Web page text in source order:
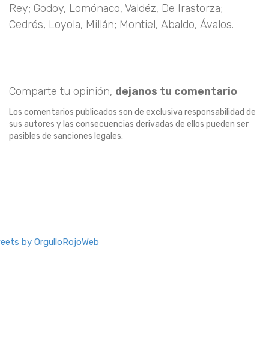
Rey; Godoy, Lomónaco, Valdéz, De Irastorza;
Cedrés, Loyola, Millán; Montiel, Abaldo, Ávalos.
Comparte tu opinión, dejanos tu comentario
Los comentarios publicados son de exclusiva responsabilidad de
sus autores y las consecuencias derivadas de ellos pueden ser
pasibles de sanciones legales.
by OrgulloRojoWeb